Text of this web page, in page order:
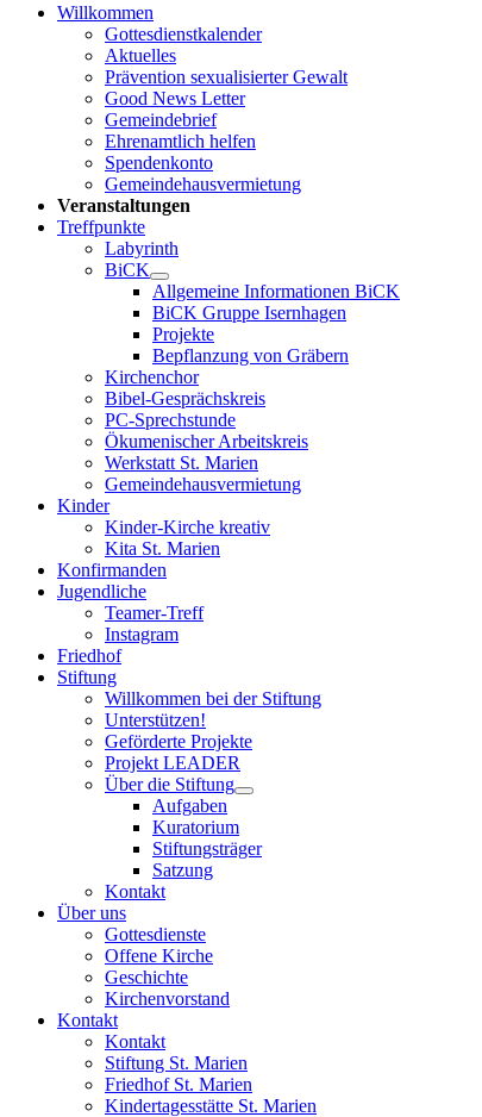
Willkommen
Gottesdienstkalender
Aktuelles
Prävention sexualisierter Gewalt
Good News Letter
Gemeindebrief
Ehrenamtlich helfen
Spendenkonto
Gemeindehausvermietung
Veranstaltungen
Treffpunkte
Labyrinth
BiCK
Allgemeine Informationen BiCK
BiCK Gruppe Isernhagen
Projekte
Bepflanzung von Gräbern
Kirchenchor
Bibel-Gesprächskreis
PC-Sprechstunde
Ökumenischer Arbeitskreis
Werkstatt St. Marien
Gemeindehausvermietung
Kinder
Kinder-Kirche kreativ
Kita St. Marien
Konfirmanden
Jugendliche
Teamer-Treff
Instagram
Friedhof
Stiftung
Willkommen bei der Stiftung
Unterstützen!
Geförderte Projekte
Projekt LEADER
Über die Stiftung
Aufgaben
Kuratorium
Stiftungsträger
Satzung
Kontakt
Über uns
Gottesdienste
Offene Kirche
Geschichte
Kirchenvorstand
Kontakt
Kontakt
Stiftung St. Marien
Friedhof St. Marien
Kindertagesstätte St. Marien